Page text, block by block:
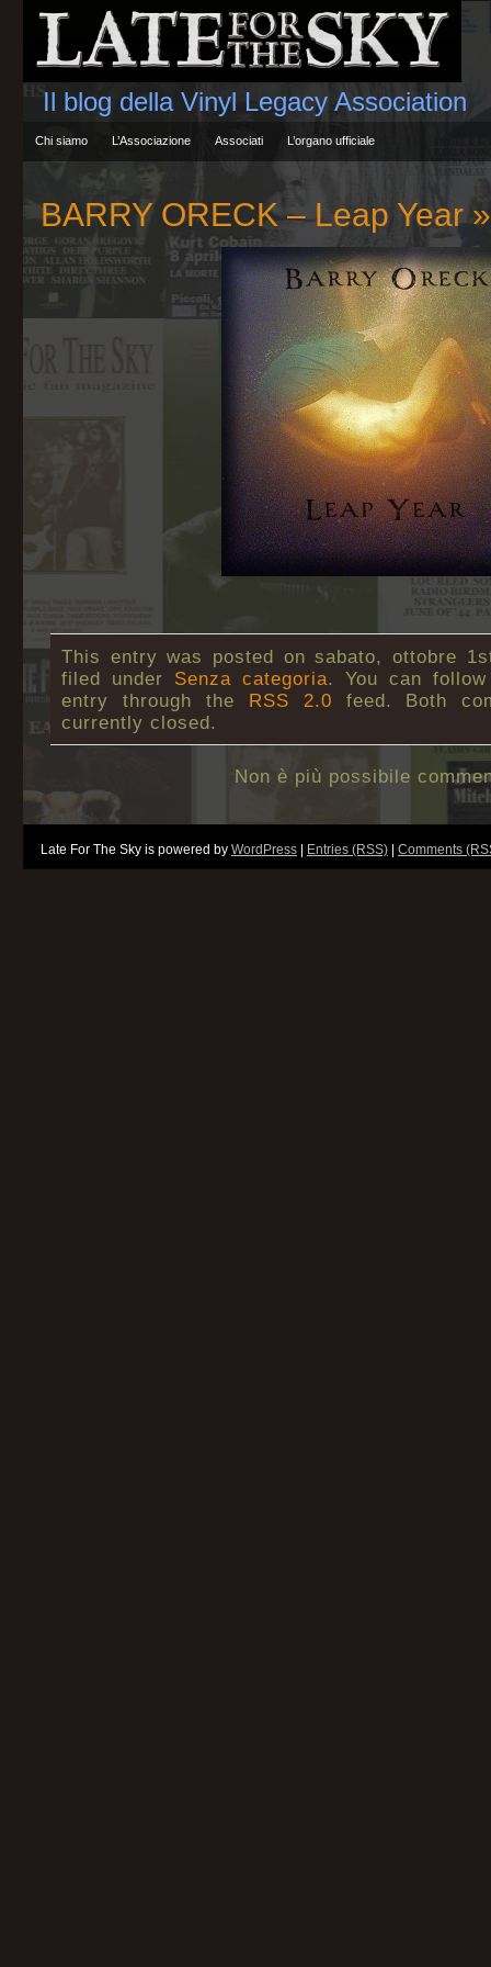
Il blog della Vinyl Legacy Association
Chi siamo L’Associazione Associati L’organo ufficiale
BARRY ORECK – Leap Year»
This entry was posted on sabato, ottobre
filed under Senza categoria. You can
entry through the RSS 2.0 feed. Both
currently closed.
Non è più possibile
Late For The Sky is powered by WordPress Entries (RSS) Comments